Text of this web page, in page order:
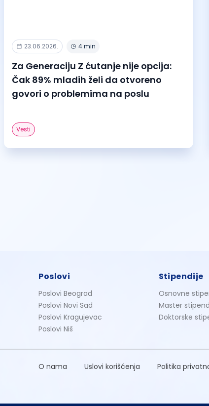
23.06.2026. 4 min
Za Generaciju Z ćutanje nije opcija:
Čak 89% mladih želi da otvoreno
govori o problemima na poslu
Vesti
Poslovi
Poslovi Beograd
Poslovi Novi Sad
Poslovi Kragujevac
Poslovi Niš
Stipendije
Osnovne
Master
Doktorske
O nama Uslovi korišćenja Politika